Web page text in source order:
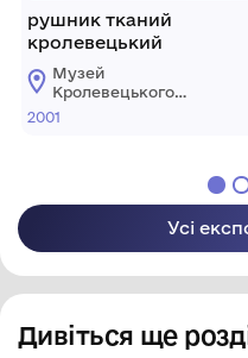
рушник тканий
кролевецький
Музей
Кролевецького
ткацтва
2001
Усі
Дивіться ще